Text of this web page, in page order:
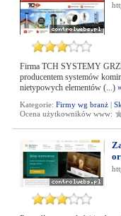
Firma TCH SYSTEMY
producentem systemów
nietypowych elementów (...) »
Kategorie: Firmy wg branż|
Ocena użytkowników www: